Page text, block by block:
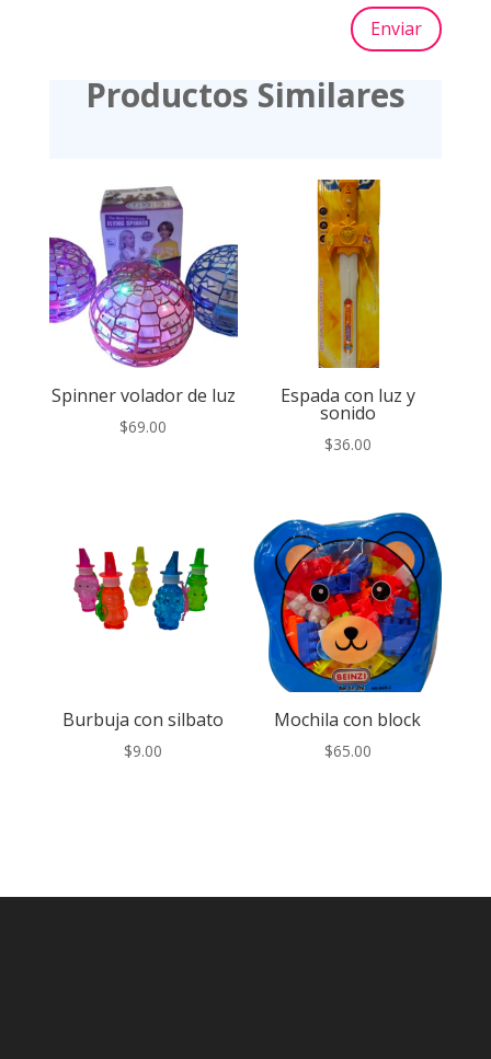
Enviar
Productos Similares
Spinner volador de luz
$69.00
Espada con luz y
sonido
$36.00
Burbuja con silbato
$9.00
Mochila con block
$65.00